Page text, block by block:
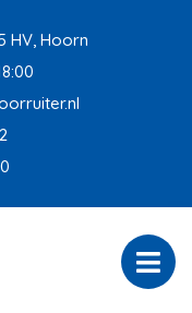
HV, Hoorn